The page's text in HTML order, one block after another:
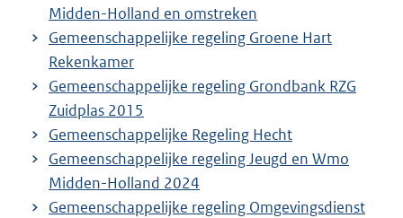
Midden-Holland en omstreken
Gemeenschappelijke regeling Groene Hart
Rekenkamer
Gemeenschappelijke regeling Grondbank RZG
Zuidplas 2015
Gemeenschappelijke Regeling Hecht
Gemeenschappelijke regeling Jeugd en Wmo
Midden-Holland 2024
Gemeenschappelijke regeling Omgevingsdienst